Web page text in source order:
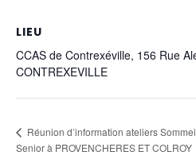
LIEU
CCAS de Contrexéville, 156 Rue
CONTREXEVILLE
Réunion d’information ateliers
Senior à PROVENCHERES ET COLROY